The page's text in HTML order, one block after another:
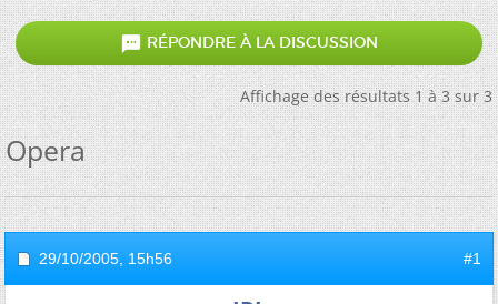
 RÉPONDRE À LA DISCUSSION
Affichage des résultats 1 à 3 sur 3
Opera
29/10/2005, 15h56 #1